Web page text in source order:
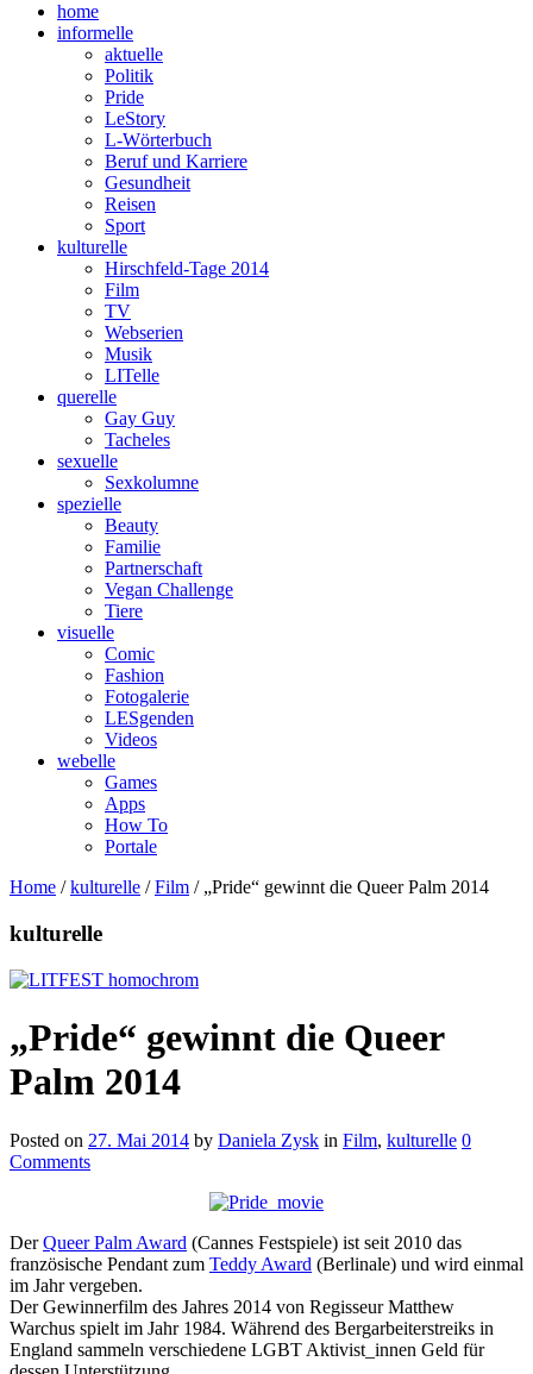
home
informelle
aktuelle
Politik
Pride
LeStory
L-Wörterbuch
Beruf und Karriere
Gesundheit
Reisen
Sport
kulturelle
Hirschfeld-Tage 2014
Film
TV
Webserien
Musik
LITelle
querelle
Gay Guy
Tacheles
sexuelle
Sexkolumne
spezielle
Beauty
Familie
Partnerschaft
Vegan Challenge
Tiere
visuelle
Comic
Fashion
Fotogalerie
LESgenden
Videos
webelle
Games
Apps
How To
Portale
Home /kulturelle /Film / „Pride“ gewinnt die Queer Palm 2014
kulturelle
„Pride“ gewinnt die Queer
Palm 2014
Posted on 27. Mai 2014 by Daniela Zysk in Film, kulturelle 0
Comments
DerQueer Palm Award (Cannes Festspiele) ist seit 2010 das
französische Pendant zum Teddy Award (Berlinale) und wird einmal
im Jahr vergeben.
Der Gewinnerfilm des Jahres 2014 von Regisseur Matthew
Warchus spielt im Jahr 1984. Während des Bergarbeiterstreiks in
England sammeln verschiedene LGBT Aktivist_innen Geld für